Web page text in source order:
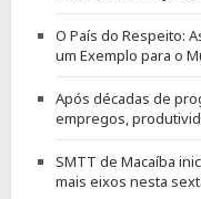
O País do Respeito:
um Exemplo para o
Após décadas de
empregos,
SMTT de Macaíba
mais eixos nesta